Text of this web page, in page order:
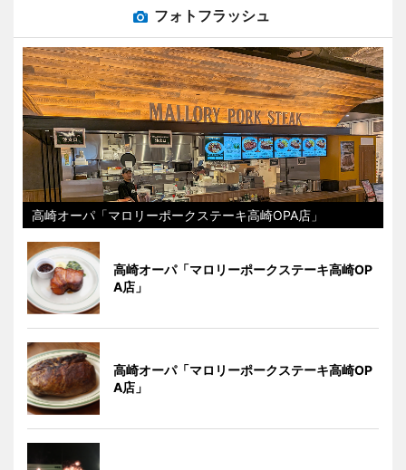
フォトフラッシュ
高崎オーパ「マロリーポークステーキ高崎OPA店」
高崎オーパ「マロリーポークステーキ高崎OP
A店」
高崎オーパ「マロリーポークステーキ高崎OP
A店」